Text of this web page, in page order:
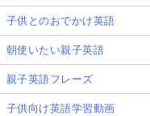
子供とのおでかけ英語
朝使いたい親子英語
親子英語フレーズ
子供向け英語学習動画